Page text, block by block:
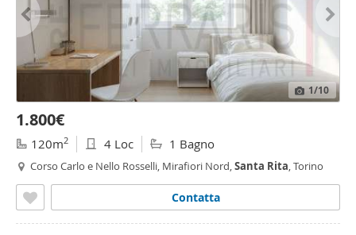
1/10
1.800€
120m2 4 Loc 1 Bagno
Corso Carlo e Nello Rosselli, Mirafiori Nord,Santa Rita, Torino
Contatta